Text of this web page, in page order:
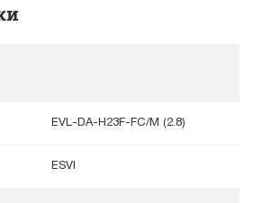
EVL-DA-H23F-FC/M (2.8)
ESVI